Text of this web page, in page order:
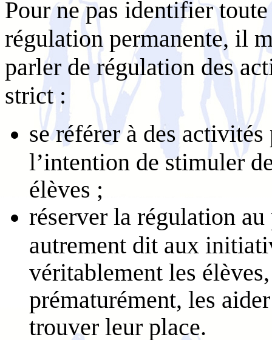
Pour ne pas identifier
régulation permanente, il
parler de régulation des
strict :
se référer à des activités
l’intention de stimuler
élèves ;
réserver la régulation
autrement dit aux
véritablement les
prématurément, les
trouver leur place.